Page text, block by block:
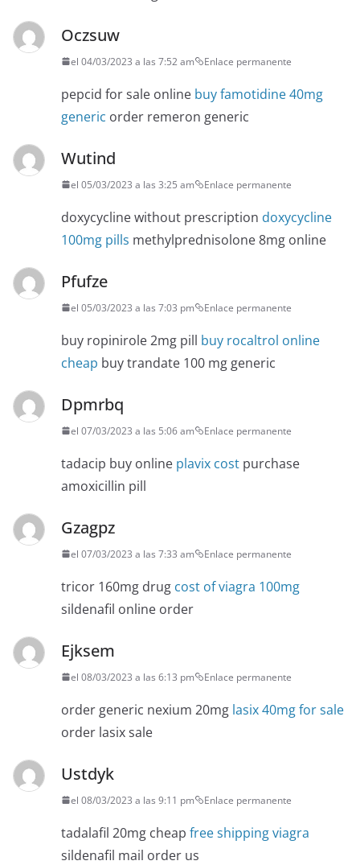
Oczsuw
el 04/03/2023 a las 7:52 am Enlace permanente
pepcid for sale online buy famotidine 40mg
generic order remeron generic
Wutind
el 05/03/2023 a las 3:25 am Enlace permanente
doxycycline without prescription doxycycline
100mg pills methylprednisolone 8mg online
Pfufze
el 05/03/2023 a las 7:03 pm Enlace permanente
buy ropinirole 2mg pill buy rocaltrol online
cheap buy trandate 100 mg generic
Dpmrbq
el 07/03/2023 a las 5:06 am Enlace permanente
tadacip buy online plavix cost purchase
amoxicillin pill
Gzagpz
el 07/03/2023 a las 7:33 am Enlace permanente
tricor 160mg drug cost of viagra 100mg
sildenafil online order
Ejksem
el 08/03/2023 a las 6:13 pm Enlace permanente
order generic nexium 20mg lasix 40mg for sale
order lasix sale
Ustdyk
el 08/03/2023 a las 9:11 pm Enlace permanente
tadalafil 20mg cheap free shipping viagra
sildenafil mail order us